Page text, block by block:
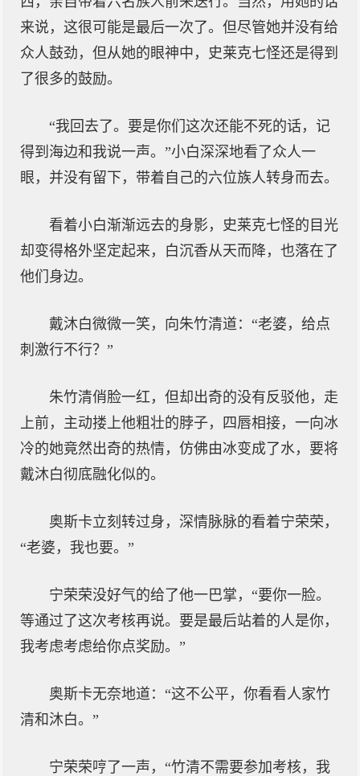
来说，这很可能是最后一次了。但尽管她并没有给
众人鼓劲，但从她的眼神中，史莱克七怪还是得到
了很多的鼓励。
“我回去了。要是你们这次还能不死的话，记
得到海边和我说一声。”小白深深地看了众人一
眼，并没有留下，带着自己的六位族人转身而去。
看着小白渐渐远去的身影，史莱克七怪的目光
却变得格外坚定起来，白沉香从天而降，也落在了
他们身边。
戴沐白微微一笑，向朱竹清道：“老婆，给点
刺激行不行？”
朱竹清俏脸一红，但却出奇的没有反驳他，走
上前，主动搂上他粗壮的脖子，四唇相接，一向冰
冷的她竟然出奇的热情，仿佛由冰变成了水，要将
戴沐白彻底融化似的。
奥斯卡立刻转过身，深情脉脉的看着宁荣荣，
“老婆，我也要。”
宁荣荣没好气的给了他一巴掌，“要你一脸。
等通过了这次考核再说。要是最后站着的人是你，
我考虑考虑给你点奖励。”
奥斯卡无奈地道：“这不公平，你看看人家竹
清和沐白。”
宁荣荣哼了一声，“竹清不需要参加考核，我